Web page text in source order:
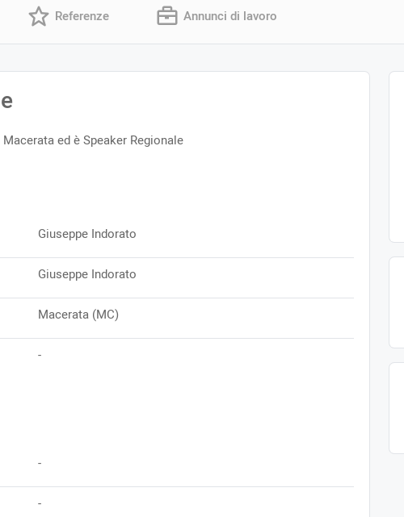
Referenze Annunci di lavoro
ed è Speaker Regionale
Giuseppe Indorato
Giuseppe Indorato
Macerata (MC)
-
-
-